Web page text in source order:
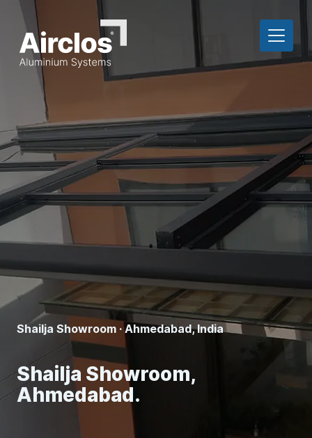
Shailja Showroom · Ahmedabad, India
Shailja Showroom,
Ahmedabad.